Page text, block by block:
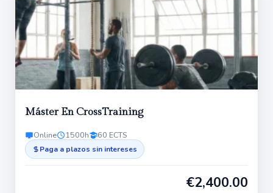
Máster En CrossTraining
Online 1500h 60 ECTS
Paga a plazos sin intereses
€2,400.00